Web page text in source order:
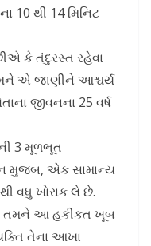
10 થી 14 મિનિટ
કે તંદુરસ્ત રહેવા
એ જાણીને આશ્ચર્ય
જીવનના 25 વર્ષ
3 મૂળભૂત
મુજબ, એક સામાન્ય
વધુ ખોરાક લે છે.
તમને આ હકીકત ખૂબ
તેના આખા